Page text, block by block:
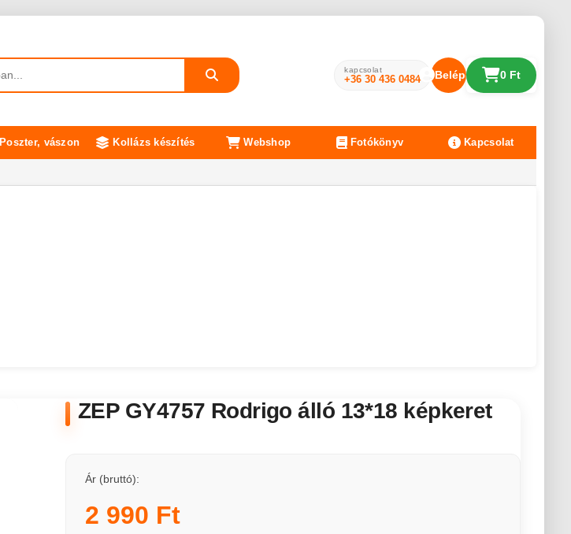
kapcsolat
+36 30 436 0484 Belépés 0 Ft
Poszter, vászon Kollázs készítés Webshop Fotókönyv Kapcsolat
ZEP GY4757 Rodrigo álló 13*18 képkeret
Ár (bruttó):
2 990 Ft